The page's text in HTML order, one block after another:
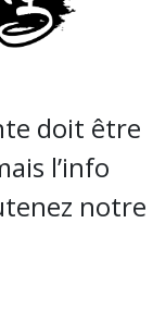
doit être
l’info
notre